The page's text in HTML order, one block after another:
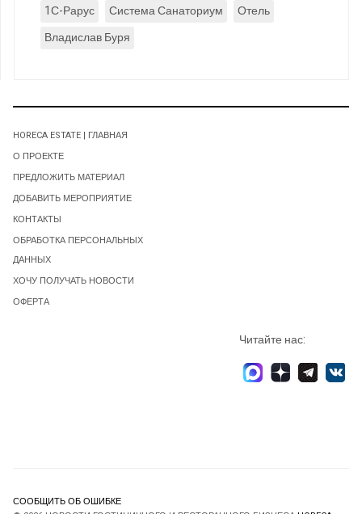
1С-Рарус
Система Санаториум
Отель
Владислав Буря
HORECA ESTATE | ГЛАВНАЯ
О ПРОЕКТЕ
ПРЕДЛОЖИТЬ МАТЕРИАЛ
ДОБАВИТЬ МЕРОПРИЯТИЕ
КОНТАКТЫ
ОБРАБОТКА ПЕРСОНАЛЬНЫХ
ДАННЫХ
ХОЧУ ПОЛУЧАТЬ НОВОСТИ
ОФЕРТА
Читайте нас:
СООБЩИТЬ ОБ ОШИБКЕ